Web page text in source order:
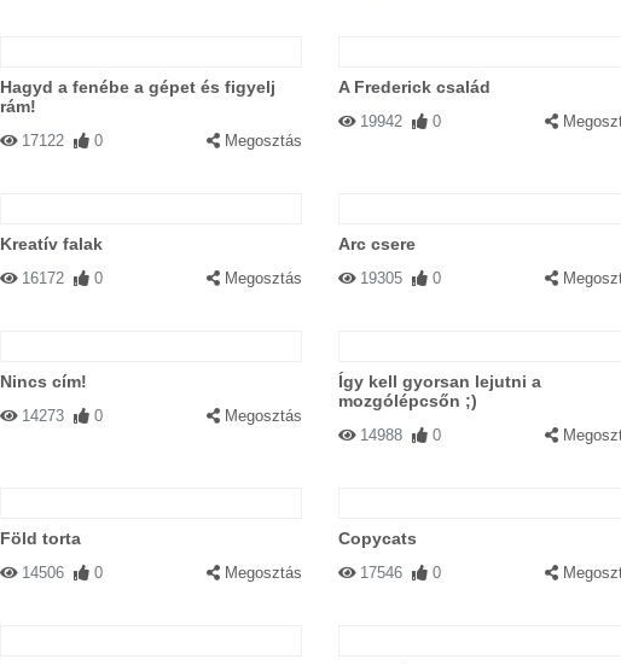
Hagyd a fenébe a gépet és figyelj
rám!
17122 0 Megosztás
A Frederick család
19942 0
Kreatív falak
16172 0 Megosztás
Arc csere
19305 0
Nincs cím!
14273 0 Megosztás
Így kell gyorsan lejutni a
mozgólépcsőn ;)
14988 0
Föld torta
14506 0 Megosztás
Copycats
17546 0